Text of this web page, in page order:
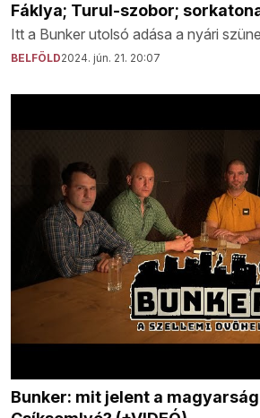
Fáklya; Turul-szobor;
Itt a Bunker utolsó adása a nyári
BELFÖLD2024. jún. 21. 20:07
Bunker: mit jelent a